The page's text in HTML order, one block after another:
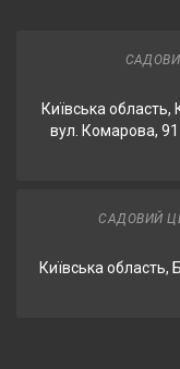
Київська
вул. Комарова,
САДОВИЙ
Київська область,